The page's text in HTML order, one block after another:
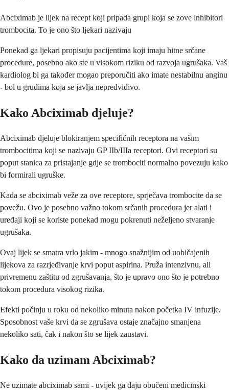
Abciximab je lijek na recept koji pripada grupi koja se zove inhibitori
trombocita. To je ono što ljekari nazivaju
Ponekad ga ljekari propisuju pacijentima koji imaju hitne srčane
procedure, posebno ako ste u visokom riziku od razvoja ugrušaka. Vaš
kardiolog bi ga također mogao preporučiti ako imate nestabilnu anginu
- bol u grudima koja se javlja nepredvidivo.
Kako Abciximab djeluje?
Abciximab djeluje blokiranjem specifičnih receptora na vašim
trombocitima koji se nazivaju GP IIb/IIIa receptori. Ovi receptori su
poput stanica za pristajanje gdje se trombociti normalno povezuju kako
bi formirali ugruške.
Kada se abciximab veže za ove receptore, sprječava trombocite da se
povežu. Ovo je posebno važno tokom srčanih procedura jer alati i
uređaji koji se koriste ponekad mogu pokrenuti neželjeno stvaranje
ugrušaka.
Ovaj lijek se smatra vrlo jakim - mnogo snažnijim od uobičajenih
lijekova za razrjeđivanje krvi poput aspirina. Pruža intenzivnu, ali
privremenu zaštitu od zgrušavanja, što je upravo ono što je potrebno
tokom procedura visokog rizika.
Efekti počinju u roku od nekoliko minuta nakon početka IV infuzije.
Sposobnost vaše krvi da se zgrušava ostaje značajno smanjena
nekoliko sati, čak i nakon što se lijek zaustavi.
Kako da uzimam Abciximab?
Ne uzimate abciximab sami - uvijek ga daju obučeni medicinski